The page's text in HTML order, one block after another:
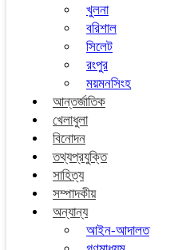
খুলনা
বরিশাল
সিলেট
রংপুর
ময়মনসিংহ
আন্তর্জাতিক
খেলাধুলা
বিনোদন
তথ্যপ্রযুক্তি
সাহিত্য
সম্পাদকীয়
অন্যান্য
আইন-আদালত